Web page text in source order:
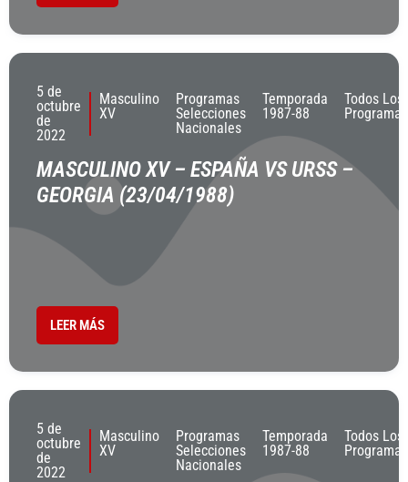
5 de
octubre
de
2022
Masculino
XV
Programas
Selecciones
Nacionales
Temporada
1987-88
Todos Los
Programas
MASCULINO XV – ESPAÑA VS URSS –
GEORGIA (23/04/1988)
LEER MÁS
5 de
octubre
de
2022
Masculino
XV
Programas
Selecciones
Nacionales
Temporada
1987-88
Todos Los
Programas